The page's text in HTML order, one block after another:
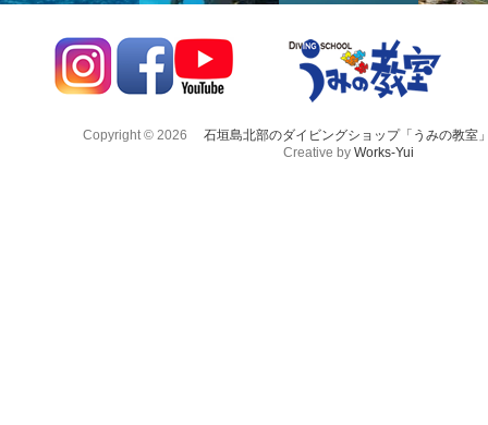
Copyright © 2026
石垣島北部のダイビングショップ「うみの教室
Creative by Works-Yui